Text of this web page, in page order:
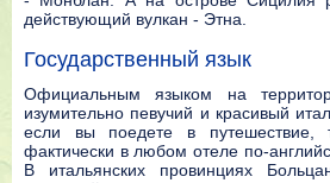
действующий вулкан - Этна.
Государственный язык
Официальным языком на
изумительно певучий и красивый
если вы поедете в путешествие,
фактически в любом отеле по-
В итальянских провинциях